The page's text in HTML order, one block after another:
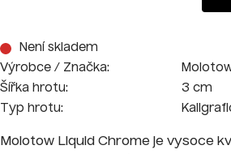
Není skladem
Výrobce / Značka:
Šířka hrotu:
3 cm
Typ hrotu:
Molotow Liquid Chrome je vysoce